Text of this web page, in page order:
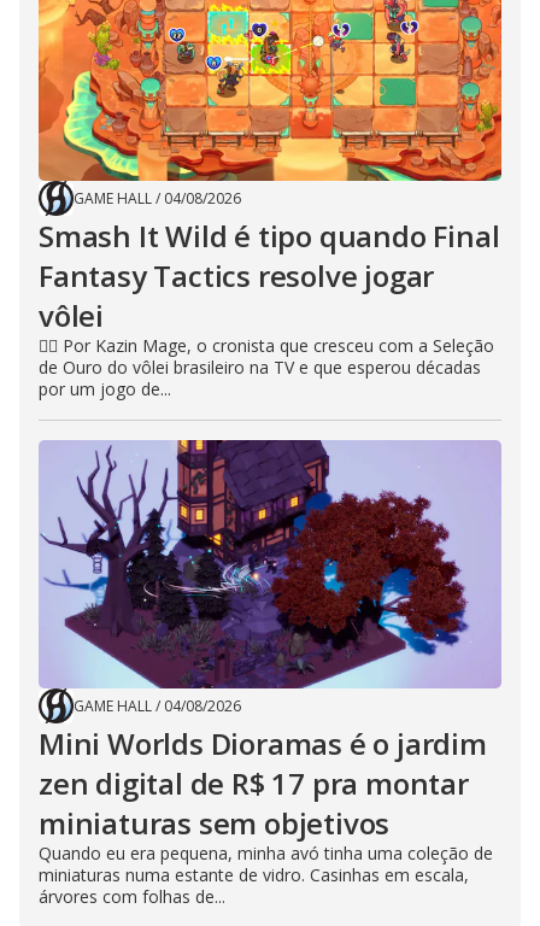
GAME HALL/ 04/08/2026
Smash It Wild é tipo quando Final
Fantasy Tactics resolve jogar
vôlei
🧙‍♂️ Por Kazin Mage, o cronista que cresceu com a Seleção
de Ouro do vôlei brasileiro na TV e que esperou décadas
por um jogo de...
GAME HALL/ 04/08/2026
Mini Worlds Dioramas é o jardim
zen digital de R$ 17 pra montar
miniaturas sem objetivos
Quando eu era pequena, minha avó tinha uma coleção de
miniaturas numa estante de vidro. Casinhas em escala,
árvores com folhas de...